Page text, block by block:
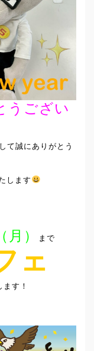
うござい
て誠にありがとう
します
） まで
ェ
す！